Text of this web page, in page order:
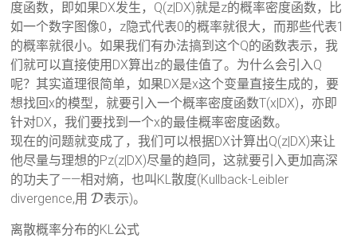
度函数，即如果DX发生，Q(z|DX)就是z的概率密度函数，比
如一个数字图像0，z隐式代表0的概率就很大，而那些代表1
的概率就很小。如果我们有办法搞到这个Q的函数表示，我
们就可以直接使用DX算出z的最佳值了。为什么会引入Q
呢？其实道理很简单，如果DX是x这个变量直接生成的，要
想找回x的模型，就要引入一个概率密度函数T(x|DX)，亦即
针对DX，我们要找到一个x的最佳概率密度函数。
现在的问题就变成了，我们可以根据DX计算出Q(z|DX)来让
他尽量与理想的Pz(z|DX)尽量的趋同，这就要引入更加高深
的功夫了——相对熵，也叫KL散度(Kullback-Leibler
divergence,用D表示)。
离散概率分布的KL公式